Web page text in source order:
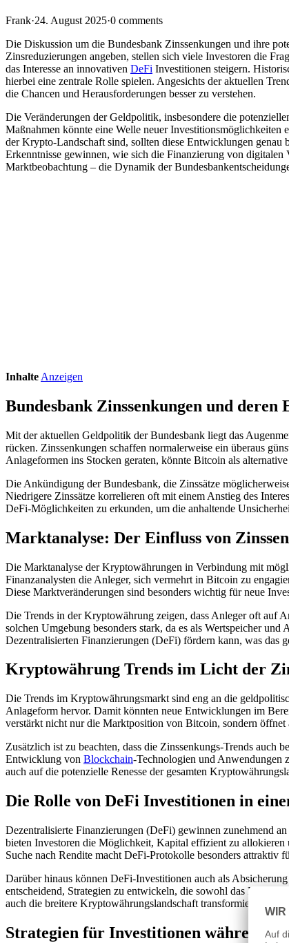
Frank·24. August 2025·0 comments
Die Diskussion um die Bundesbank Zinssenkungen und ihre
Zinsreduzierungen angeben, stellen sich viele Investoren die
das Interesse an innovativen DeFi Investitionen steigern.
hierbei eine zentrale Rolle spielen. Angesichts der aktuellen
die Chancen und Herausforderungen besser zu verstehen.
Die Veränderungen der Geldpolitik, insbesondere die
Maßnahmen könnte eine Welle neuer Investitionsmöglichkeiten
der Krypto-Landschaft sind, sollten diese Entwicklungen
Erkenntnisse gewinnen, wie sich die Finanzierung von
Marktbeobachtung – die Dynamik der
Inhalte Anzeigen
Bundesbank Zinssenkungen und deren
Mit der aktuellen Geldpolitik der Bundesbank liegt das
rücken. Zinssenkungen schaffen normalerweise ein überaus
Anlageformen ins Stocken geraten, könnte Bitcoin als
Die Ankündigung der Bundesbank, die Zinssätze
Niedrigere Zinssätze korrelieren oft mit einem Anstieg des
DeFi-Möglichkeiten zu erkunden, um die anhaltende
Marktanalyse: Der Einfluss von
Die Marktanalyse der Kryptowährungen in Verbindung mit
Finanzanalysten die Anleger, sich vermehrt in Bitcoin zu
Diese Marktveränderungen sind besonders wichtig für neue
Die Trends in der Kryptowährung zeigen, dass Anleger oft auf
solchen Umgebung besonders stark, da es als Wertspeicher
Dezentralisierten Finanzierungen (DeFi) fördern kann, was das
Kryptowährung Trends im Licht der
Die Trends im Kryptowährungsmarkt sind eng an die
Anlageform hervor. Damit könnten neue Entwicklungen im
verstärkt nicht nur die Marktposition von Bitcoin, sondern
Zusätzlich ist zu beachten, dass die Zinssenkungs-Trends
Entwicklung von Blockchain-Technologien und Anwendungen
auch auf die potenzielle Renesse der gesamten
Die Rolle von DeFi Investitionen in
Dezentralisierte Finanzierungen (DeFi) gewinnen zunehmend
bieten Investoren die Möglichkeit, Kapital effizient zu
Suche nach Rendite macht DeFi-Protokolle besonders attraktiv
Darüber hinaus können DeFi-Investitionen auch als
entscheidend, Strategien zu entwickeln, die sowohl das Risiko
auch die breitere Kryptowährungslandschaft transformieren,
Strategien für Investitionen während